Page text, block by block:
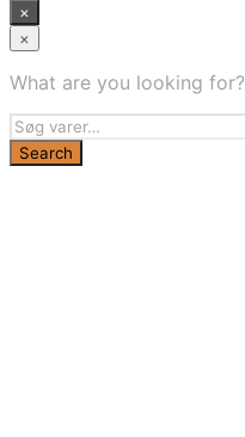
×
×
What are you looking for?